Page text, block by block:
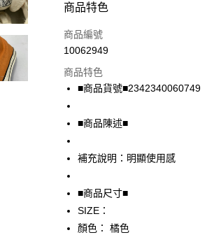
付款方式
信用卡一次付款
LINE Pay
Apple Pay
悠遊付
全盈+PAY
AFTEE先享後付
相關說明
商品特色
商品編號
10062949
商品特色
■商品貨號■2342340060749
■商品陳述■
補充說明：明顯使用感
■商品尺寸■
SIZE：
顏色： 橘色